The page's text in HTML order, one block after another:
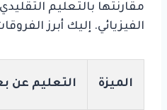
مقارنتها بالتعليم
الفيزيائي. إليك أبرز
الميزة التعليم عن